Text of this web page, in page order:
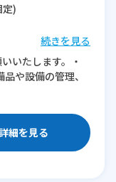
定)
続きを見る
いたします。・
や設備の管理、
細を見る